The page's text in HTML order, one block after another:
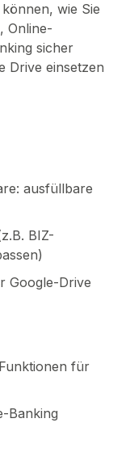
wie Sie
Online-
sicher
Drive einsetzen
ausfüllbare
BIZ-
Google-Drive
für
Banking